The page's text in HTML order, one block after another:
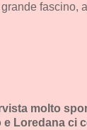
fascino,
molto
e Loredana ci